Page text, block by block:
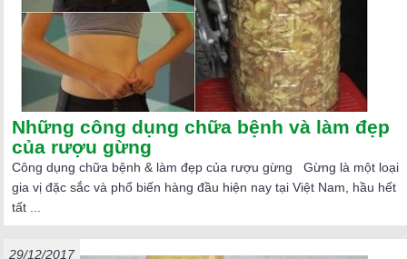
Những công dụng chữa bệnh và làm đẹp
của rượu gừng
Công dụng chữa bệnh & làm đẹp của rượu gừng Gừng là một loại
gia vị đặc sắc và phổ biến hàng đầu hiện nay tại Việt Nam, hầu hết
tất ...
29/12/2017